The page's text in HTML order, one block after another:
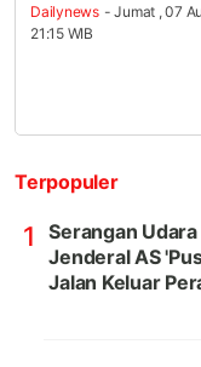
Dailynews - Jumat , 07
21:15 WIB
Terpopuler
1
Serangan Udara
Jenderal AS
Jalan Keluar